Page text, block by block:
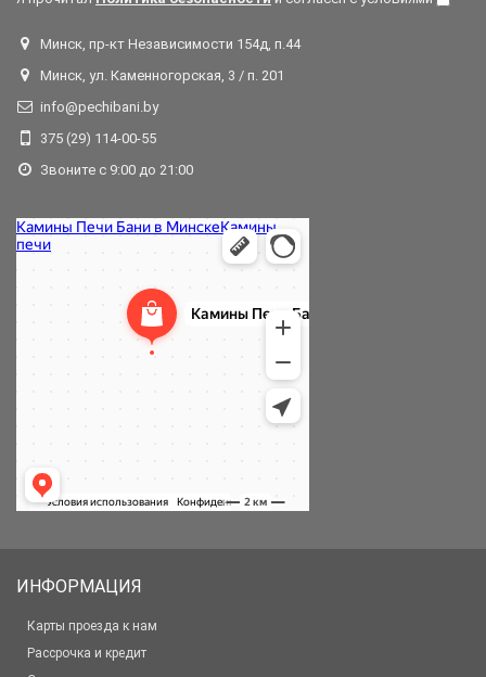
Минск, пр-кт Независимости 154д, п.44
Минск, ул. Каменногорская, 3 / п. 201
info@pechibani.by
375 (29) 114-00-55
Звоните с 9:00 до 21:00
ИНФОРМАЦИЯ
Карты проезда к нам
Рассрочка и кредит